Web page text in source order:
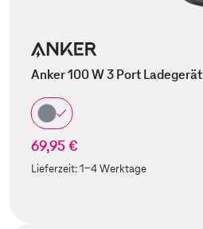
Anker 100 W 3 Port Ladegerät
69,95 €
Lieferzeit:1-4 Werktage